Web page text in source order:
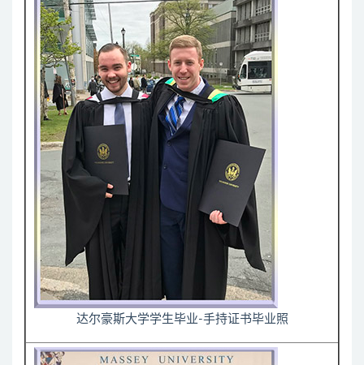
达尔豪斯大学学生毕业-手持证书毕业照